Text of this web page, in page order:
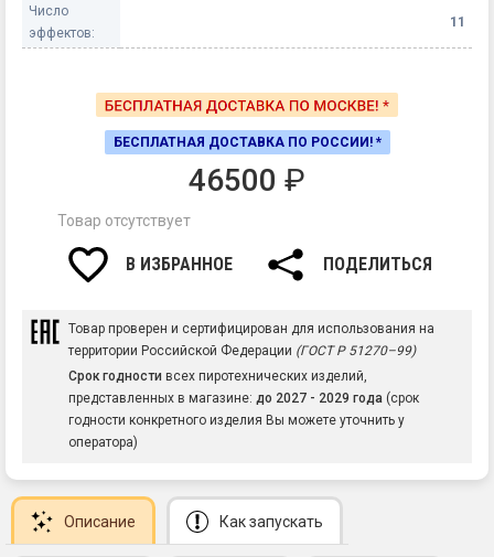
Число
эффектов:
11
БЕСПЛАТНАЯ ДОСТАВКА ПО РОССИИ! *
46500 ₽
Товар отсутствует
В ИЗБРАННОЕ ПОДЕЛИТЬСЯ
Товар проверен и сертифицирован для использования на
территории Российской Федерации (ГОСТ Р 51270–99)
Срок годности всех пиротехнических изделий,
представленных в магазине: до 2027 - 2029 года (срок
годности конкретного изделия Вы можете уточнить у
оператора)
Описание Как запускать